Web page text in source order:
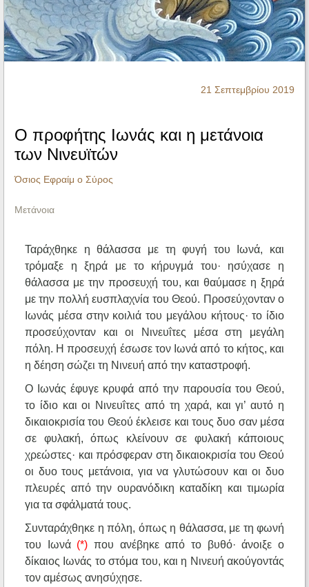
Ηχητικά
21 Σεπτεμβρίου 2019
Ο προφήτης Ιωνάς και η μετάνοια
των Νινευϊτών
Όσιος Εφραίμ ο Σύρος
Μετάνοια
Ταράχθηκε η θάλασσα με τη φυγή του Ιωνά, και
τρόμαξε η ξηρά με το κήρυγμά του· ησύχασε η
θάλασσα με την προσευχή του, και θαύμασε η ξηρά
με την πολλή ευσπλαχνία του Θεού. Προσεύχονταν ο
Ιωνάς μέσα στην κοιλιά του μεγάλου κήτους· το ίδιο
προσεύχονταν και οι Νινευΐτες μέσα στη μεγάλη
πόλη. Η προσευχή έσωσε τον Ιωνά από το κήτος, και
η δέηση σώζει τη Νινευή από την καταστροφή.
Ο Ιωνάς έφυγε κρυφά από την παρουσία του Θεού,
το ίδιο και οι Νινευΐτες από τη χαρά, και γι’ αυτό η
δικαιοκρισία του Θεού έκλεισε και τους δυο σαν μέσα
σε φυλακή, όπως κλείνουν σε φυλακή κάποιους
χρεώστες· και πρόσφεραν στη δικαιοκρισία του Θεού
οι δυο τους μετάνοια, για να γλυτώσουν και οι δυο
πλευρές από την ουρανόδικη καταδίκη και τιμωρία
για τα σφάλματά τους.
Συνταράχθηκε η πόλη, όπως η θάλασσα, με τη φωνή
του Ιωνά (*) που ανέβηκε από το βυθό· άνοιξε ο
δίκαιος Ιωνάς το στόμα του, και η Νινευή ακούγοντάς
τον αμέσως ανησύχησε.